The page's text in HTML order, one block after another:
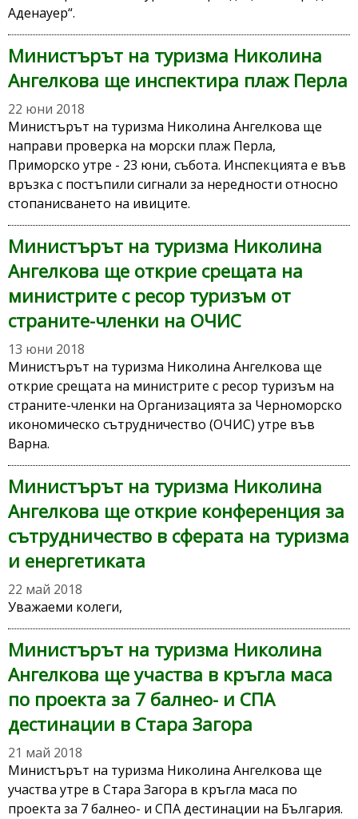
Аденауер“.
Министърът на туризма Николина
Ангелкова ще инспектира плаж Перла
22 юни 2018
Министърът на туризма Николина Ангелкова ще
направи проверка на морски плаж Перла,
Приморско утре - 23 юни, събота. Инспекцията е във
връзка с постъпили сигнали за нередности относно
стопанисването на ивиците.
Министърът на туризма Николина
Ангелкова ще открие срещата на
министрите с ресор туризъм от
страните-членки на ОЧИС
13 юни 2018
Министърът на туризма Николина Ангелкова ще
открие срещата на министрите с ресор туризъм на
страните-членки на Организацията за Черноморско
икономическо сътрудничество (ОЧИС) утре във
Варна.
Министърът на туризма Николина
Ангелкова ще открие конференция за
сътрудничество в сферата на туризма
и енергетиката
22 май 2018
Уважаеми колеги,
Министърът на туризма Николина
Ангелкова ще участва в кръгла маса
по проекта за 7 балнео- и СПА
дестинации в Стара Загора
21 май 2018
Министърът на туризма Николина Ангелкова ще
участва утре в Стара Загора в кръгла маса по
проекта за 7 балнео- и СПА дестинации на България.